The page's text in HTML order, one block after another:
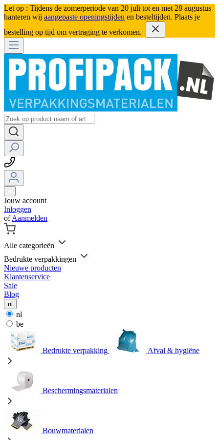
Let op : Tijdens de zomerperiode van 20 juli tot en met 28 augustus
hanteren wij aangepaste openingstijden en besteltijden. Plaats je
bestelling op tijd om vertraging te verkomen.
Jouw account
Inloggen
ofAanmelden
Alle categorieën
Bedrukte verpakkingen
Nieuwe producten
Klantenservice
Sale
Blog
nl
nl
be
Bedrukte verpakking Afval & hygiëne
Beschermingsmaterialen
Bouwmaterialen